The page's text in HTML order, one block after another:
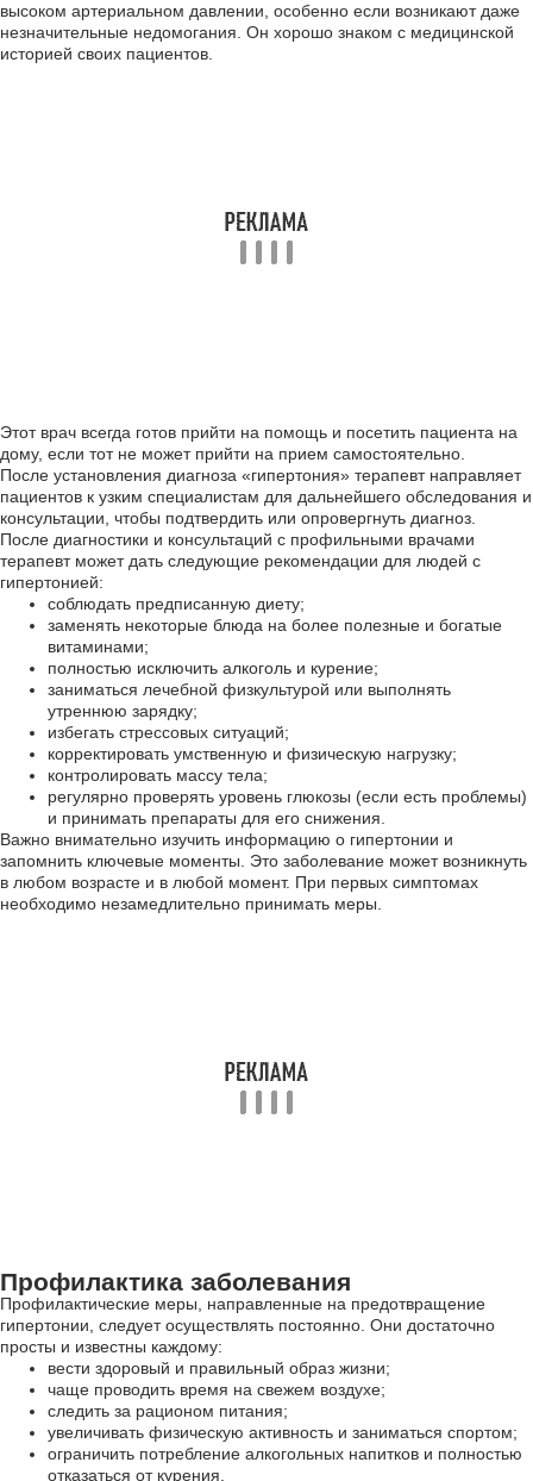
высоком артериальном давлении, особенно если возникают даже
незначительные недомогания. Он хорошо знаком с медицинской
историей своих пациентов.
Этот врач всегда готов прийти на помощь и посетить пациента на
дому, если тот не может прийти на прием самостоятельно.
После установления диагноза «гипертония» терапевт направляет
пациентов к узким специалистам для дальнейшего обследования и
консультации, чтобы подтвердить или опровергнуть диагноз.
После диагностики и консультаций с профильными врачами
терапевт может дать следующие рекомендации для людей с
гипертонией:
соблюдать предписанную диету;
заменять некоторые блюда на более полезные и богатые
витаминами;
полностью исключить алкоголь и курение;
заниматься лечебной физкультурой или выполнять
утреннюю зарядку;
избегать стрессовых ситуаций;
корректировать умственную и физическую нагрузку;
контролировать массу тела;
регулярно проверять уровень глюкозы (если есть проблемы)
и принимать препараты для его снижения.
Важно внимательно изучить информацию о гипертонии и
запомнить ключевые моменты. Это заболевание может возникнуть
в любом возрасте и в любой момент. При первых симптомах
необходимо незамедлительно принимать меры.
Профилактика заболевания
Профилактические меры, направленные на предотвращение
гипертонии, следует осуществлять постоянно. Они достаточно
просты и известны каждому:
вести здоровый и правильный образ жизни;
чаще проводить время на свежем воздухе;
следить за рационом питания;
увеличивать физическую активность и заниматься спортом;
ограничить потребление алкогольных напитков и полностью
отказаться от курения.